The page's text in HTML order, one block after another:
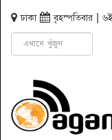
ঢাকা
বৃহস্পতিবার |